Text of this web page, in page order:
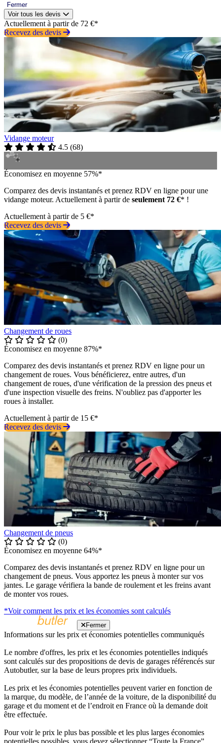
Fermer
Voir tous les devis
Actuellement à partir de 72 €*
Recevez des devis
Vidange moteur
4.5 (68)
Économisez en moyenne 57%*
Comparez des devis instantanés et prenez RDV en ligne pour une
vidange moteur. Actuellement à partir de seulement 72 €* !
Actuellement à partir de 5 €*
Recevez des devis
Changement de roues
(0)
Économisez en moyenne 87%*
Comparez des devis instantanés et prenez RDV en ligne pour un
changement de roues. Vous bénéficierez, entre autres, d'un
changement de roues, d'une vérification de la pression des pneus et
d'une inspection visuelle des freins. N'oubliez pas d'apporter les
roues à installer.
Actuellement à partir de 15 €*
Recevez des devis
Changement de pneus
(0)
Économisez en moyenne 64%*
Comparez des devis instantanés et prenez RDV en ligne pour un
changement de pneus. Vous apportez les pneus à monter sur vos
jantes. Le garage vérifiera la bande de roulement et les freins avant
de monter vos roues.
*Voir comment les prix et les économies sont calculés
Fermer
Informations sur les prix et économies potentielles communiqués
Le nombre d'offres, les prix et les économies potentielles indiqués
sont calculés sur des propositions de devis de garages référencés sur
Autobutler, sur la base de leurs propres prix individuels.
Les prix et les économies potentielles peuvent varier en fonction de
la marque, du modèle, de l’année de la voiture, de la disponibilité du
garage et du moment et de l’endroit en France où la demande doit
être effectuée.
Pour voir le prix le plus bas possible et les plus larges économies
potentielles possibles, vous devez sélectionner “Toute la France”